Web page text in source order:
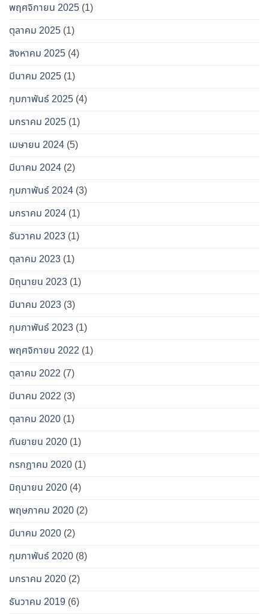
พฤศจิกายน 2025 (1)
ตุลาคม 2025 (1)
สิงหาคม 2025 (4)
มีนาคม 2025 (1)
กุมภาพันธ์ 2025 (4)
มกราคม 2025 (1)
เมษายน 2024 (5)
มีนาคม 2024 (2)
กุมภาพันธ์ 2024 (3)
มกราคม 2024 (1)
ธันวาคม 2023 (1)
ตุลาคม 2023 (1)
มิถุนายน 2023 (1)
มีนาคม 2023 (3)
กุมภาพันธ์ 2023 (1)
พฤศจิกายน 2022 (1)
ตุลาคม 2022 (7)
มีนาคม 2022 (3)
ตุลาคม 2020 (1)
กันยายน 2020 (1)
กรกฎาคม 2020 (1)
มิถุนายน 2020 (4)
พฤษภาคม 2020 (2)
มีนาคม 2020 (2)
กุมภาพันธ์ 2020 (8)
มกราคม 2020 (2)
ธันวาคม 2019 (6)